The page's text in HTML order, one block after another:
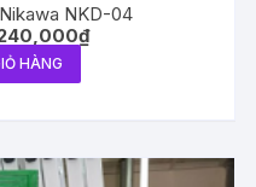
NKD-04
₫
HÀNG